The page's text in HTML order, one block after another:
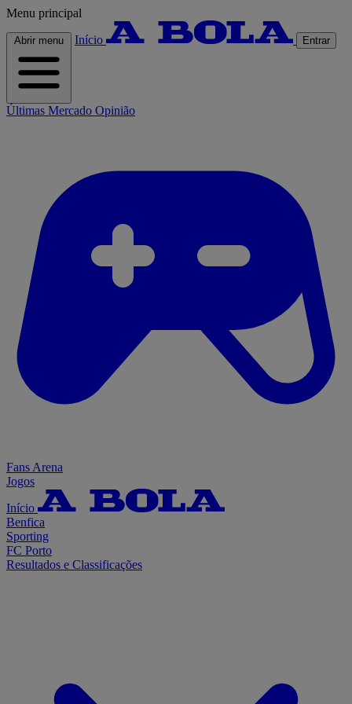
Menu principal
Abrir menu Início Entrar
Últimas Mercado Opinião
Fans Arena
Jogos
Início
Benfica
Sporting
FC Porto
Resultados e Classificações